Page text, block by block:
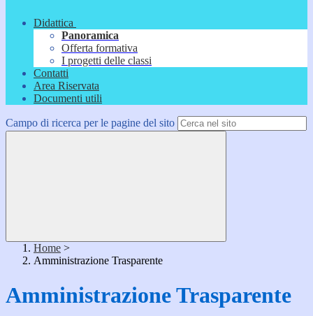
Didattica
Panoramica
Offerta formativa
I progetti delle classi
Contatti
Area Riservata
Documenti utili
Campo di ricerca per le pagine del sito
Home >
Amministrazione Trasparente
Amministrazione Trasparente